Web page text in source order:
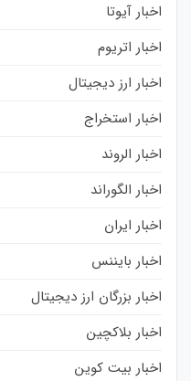
اخبار آیوتا
اخبار اتریوم
اخبار ارز دیجیتال
اخبار استخراج
اخبار الروند
اخبار الگوراند
اخبار ایران
اخبار بایننس
اخبار بزرگان ارز دیجیتال
اخبار بلاکچین
اخبار بیت کوین